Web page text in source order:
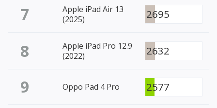
7
Apple iPad Air 13
(2025)
2695
8
Apple iPad Pro 12.9
(2022)
2632
9 Oppo Pad 4 Pro 2577